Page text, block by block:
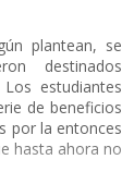
plantean, se
destinados
estudiantes
de beneficios
por la entonces
hasta ahora no